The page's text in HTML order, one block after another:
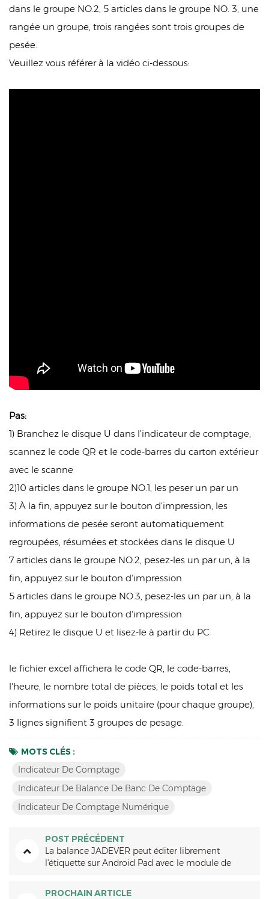
dans le groupe NO.2, 5 articles dans le groupe NO. 3, une
rangée un groupe, trois rangées sont trois groupes de
pesée.
Veuillez vous référer à la vidéo ci-dessous:
Pas:
1) Branchez le disque U dans l'indicateur de comptage,
scannez le code QR et le code-barres du carton extérieur
avec le scanne
2)10 articles dans le groupe NO.1, les peser un par un
3) À la fin, appuyez sur le bouton d'impression, les
informations de pesée seront automatiquement
regroupées, résumées et stockées dans le disque U
7 articles dans le groupe NO.2, pesez-les un par un, à la
fin, appuyez sur le bouton d'impression
5 articles dans le groupe NO.3, pesez-les un par un, à la
fin, appuyez sur le bouton d'impression
4) Retirez le disque U et lisez-le à partir du PC
le fichier excel affichera le code QR, le code-barres,
l'heure, le nombre total de pièces, le poids total et les
informations sur le poids unitaire (pour chaque groupe),
3 lignes signifient 3 groupes de pesage.
MOTS CLÉS :
Indicateur De Comptage
Indicateur De Balance De Banc De Comptage
Indicateur De Comptage Numérique
POST PRÉCÉDENT
La balance JADEVER peut éditer librement
l'étiquette sur Android Pad avec le module de
PROCHAIN ARTICLE